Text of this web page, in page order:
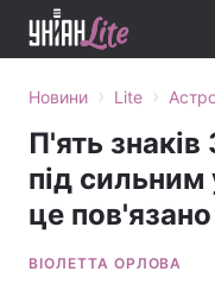
Новини › Lite ›
П'ять
під
це пов'язано
ВІОЛЕТТА ОРЛОВА